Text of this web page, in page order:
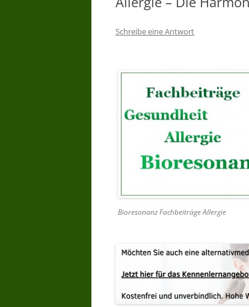
WER DARF
BIORESONANZ WER HAT
BIORESONANZ WAS WIRD
GEMACHT –
BIORESONANZTHERAPIE
BIORESONANZTHERAPIE
WIRKSAMKEITSNACHWEISE
Schreibe eine Antwort
Bioresonanz Fachbeiträge Allergie